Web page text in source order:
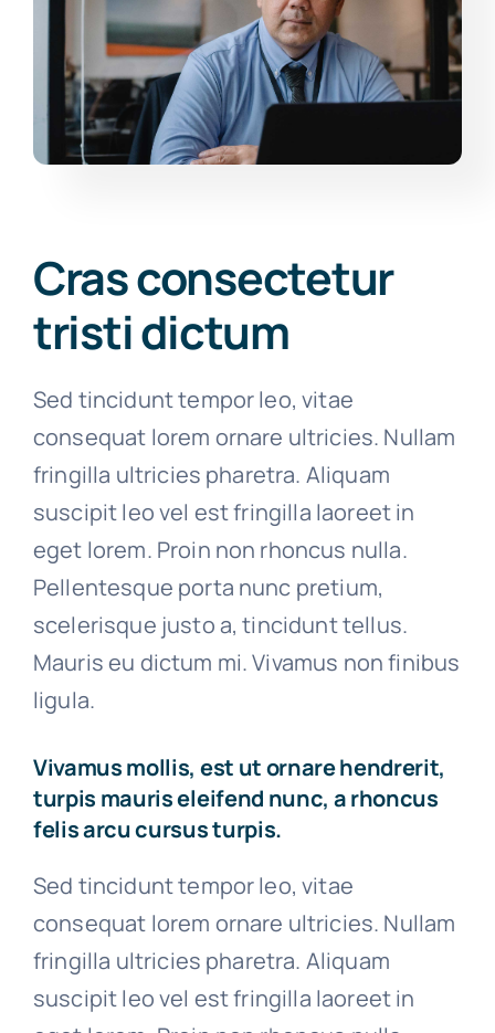
Cras consectetur
tristi dictum
Sed tincidunt tempor leo, vitae
consequat lorem ornare ultricies. Nullam
fringilla ultricies pharetra. Aliquam
suscipit leo vel est fringilla laoreet in
eget lorem. Proin non rhoncus nulla.
Pellentesque porta nunc pretium,
scelerisque justo a, tincidunt tellus.
Mauris eu dictum mi. Vivamus non finibus
ligula.
Vivamus mollis, est ut ornare hendrerit,
turpis mauris eleifend nunc, a rhoncus
felis arcu cursus turpis.
Sed tincidunt tempor leo, vitae
consequat lorem ornare ultricies. Nullam
fringilla ultricies pharetra. Aliquam
suscipit leo vel est fringilla laoreet in